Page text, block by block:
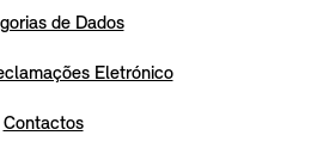
de Dados
Eletrónico
Contactos